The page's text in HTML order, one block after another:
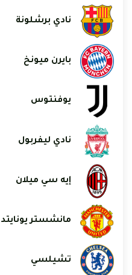
نادي برشلونة
بايرن ميونخ
يوفنتوس
نادي ليفربول
إيه سي ميلان
مانشستر يونايتد
تشيلسي